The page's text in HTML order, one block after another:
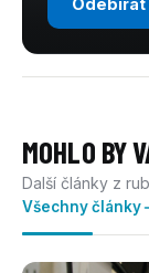
Odebírat
MOHLO BY
Další články z
Všechny články